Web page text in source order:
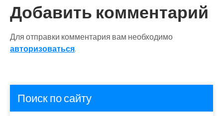
Добавить комментарий
Для отправки комментария вам необходимо
авторизоваться.
Поиск по сайту